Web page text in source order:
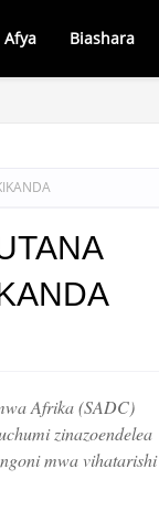
Afya Biashara
Afrika (SADC)
zinazoendelea
mwa vihatarishi